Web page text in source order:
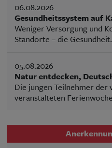
06.08.2026
Gesundheitssystem auf
Weniger Versorgung und
Standorte – die
05.08.2026
Natur entdecken,
Die jungen Teilnehmer der
veranstalteten